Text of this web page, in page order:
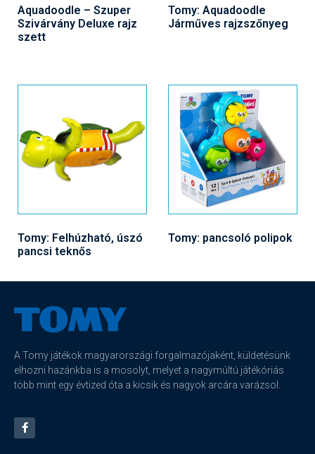
Aquadoodle – Szuper
Szivárvány Deluxe rajz
szett
Tomy: Aquadoodle
Járműves rajzszőnyeg
Tomy: Felhúzható, úszó
pancsi teknős
Tomy: pancsoló polipok
A Tomy játékok magyarországi forgalmazójaként, küldetésünk
elhozni hazánkba is a mosolyt, melyet a nagymúltú játékóriás
több mint egy évtized óta a kicsik és nagyok arcára varázsol.